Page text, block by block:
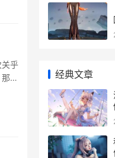
乎
么
经典文章